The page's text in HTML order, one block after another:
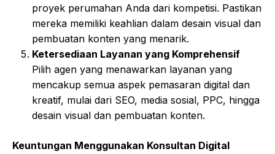
proyek perumahan Anda dari kompetisi. Pastikan
mereka memiliki keahlian dalam desain visual dan
pembuatan konten yang menarik.
Ketersediaan Layanan yang Komprehensif
Pilih agen yang menawarkan layanan yang
mencakup semua aspek pemasaran digital dan
kreatif, mulai dari SEO, media sosial, PPC, hingga
desain visual dan pembuatan konten.
Keuntungan Menggunakan Konsultan Digital